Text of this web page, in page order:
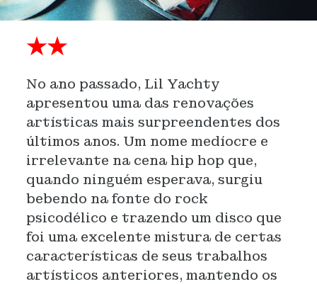
★★
No ano passado, Lil Yachty
apresentou uma das renovações
artísticas mais surpreendentes dos
últimos anos. Um nome medíocre e
irrelevante na cena hip hop que,
quando ninguém esperava, surgiu
bebendo na fonte do rock
psicodélico e trazendo um disco que
foi uma excelente mistura de certas
características de seus trabalhos
artísticos anteriores, mantendo os